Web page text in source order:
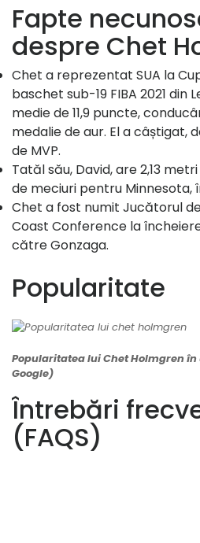
Fapte
despre Chet
Chet a reprezentat SUA la
baschet sub-19 FIBA ​​2021 din
medie de 11,9 puncte,
medalie de aur. El a câștigat,
de MVP.
Tatăl său, David, are 2,13
de meciuri pentru Minnesota,
Chet a fost numit Jucătorul
Coast Conference la
către Gonzaga.
Popularitate
Popularitatea lui Chet Holmgren în
Google)
Întrebări
(FAQS)